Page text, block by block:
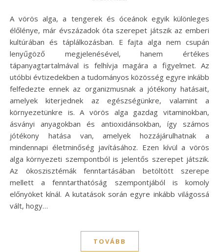
A vörös alga, a tengerek és óceánok egyik különleges
élőlénye, már évszázadok óta szerepet játszik az emberi
kultúrában és táplálkozásban. E fajta alga nem csupán
lenyűgöző megjelenésével, hanem értékes
tápanyagtartalmával is felhívja magára a figyelmet. Az
utóbbi évtizedekben a tudományos közösség egyre inkább
felfedezte ennek az organizmusnak a jótékony hatásait,
amelyek kiterjednek az egészségünkre, valamint a
környezetünkre is. A vörös alga gazdag vitaminokban,
ásványi anyagokban és antioxidánsokban, így számos
jótékony hatása van, amelyek hozzájárulhatnak a
mindennapi életminőség javításához. Ezen kívül a vörös
alga környezeti szempontból is jelentős szerepet játszik.
Az ökoszisztémák fenntartásában betöltött szerepe
mellett a fenntarthatóság szempontjából is komoly
előnyöket kínál. A kutatások során egyre inkább világossá
vált, hogy…
TOVÁBB